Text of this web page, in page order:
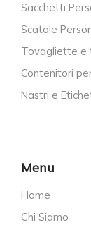
Sacchetti
Scatole
Tovagliette e
Contenitori
Nastri e
Menu
Home
Chi Siamo